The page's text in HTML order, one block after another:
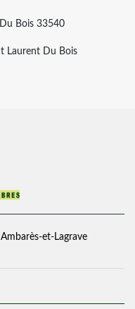
Bois 33540
Laurent Du Bois
et-Lagrave